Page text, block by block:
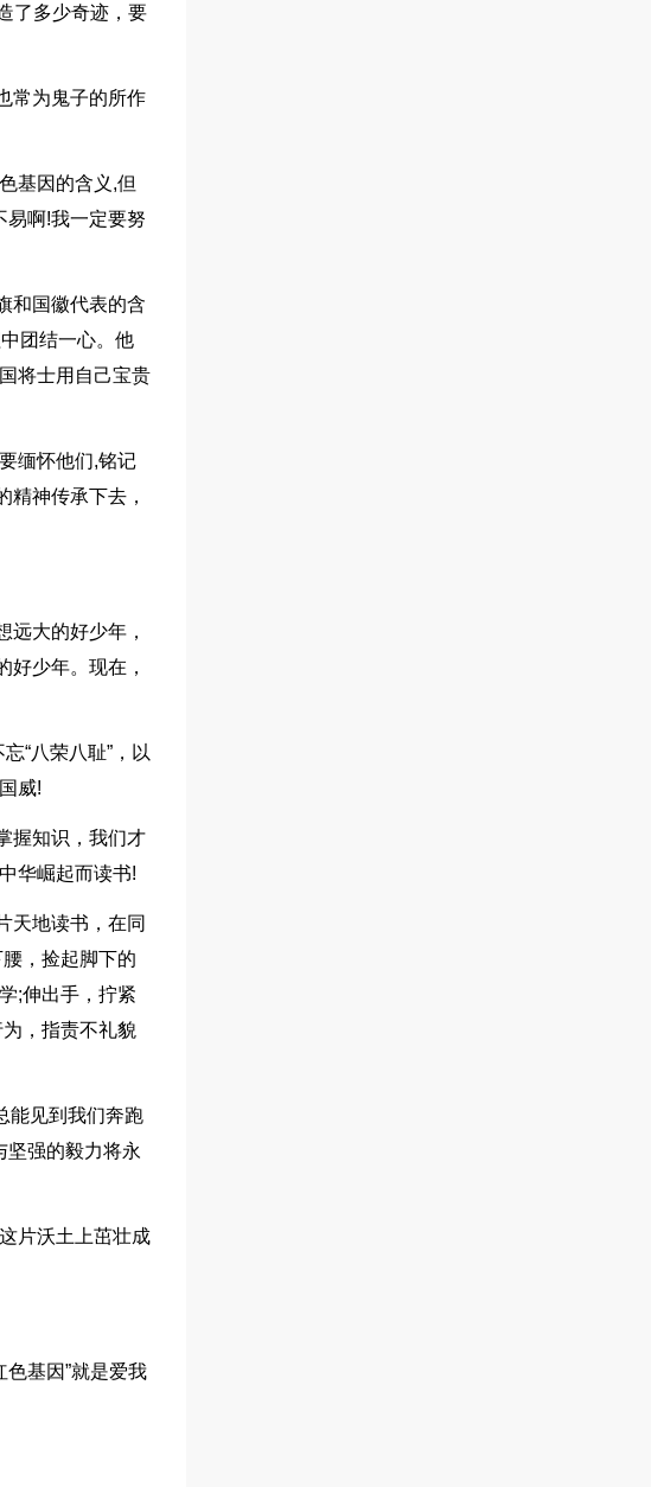
了多少奇迹，要
常为鬼子的所作
基因的含义,但
易啊!我一定要努
和国徽代表的含
团结一心。他
将士用自己宝贵
缅怀他们,铭记
精神传承下去，
大的好少年，
少年。现在，
“八荣八耻”，以
威!
握知识，我们才
华崛起而读书!
天地读书，在同
，捡起脚下的
;伸出手，拧紧
，指责不礼貌
能见到我们奔跑
坚强的毅力将永
片沃土上茁壮成
色基因”就是爱我